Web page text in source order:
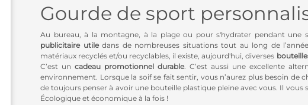
Gourde de sport
Au bureau, à la montagne, à la plage ou pour s'hydrater pendant une
publicitaire utile dans de nombreuses situations tout au long de
matériaux recyclés et/ou recyclables, il existe, aujourd'hui, diverses
C’est un cadeau promotionnel durable. C’est aussi une excellente
environnement. Lorsque la soif se fait sentir, vous n’aurez plus besoin
de toujours penser à avoir une bouteille plastique pleine avec vous. Il
Écologique et économique à la fois !